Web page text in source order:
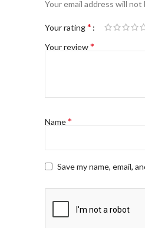
Your email address will not
Your rating*
Your review*
Name*
Save my name, email,